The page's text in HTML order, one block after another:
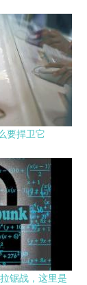
要捍卫它
锯战，这里是